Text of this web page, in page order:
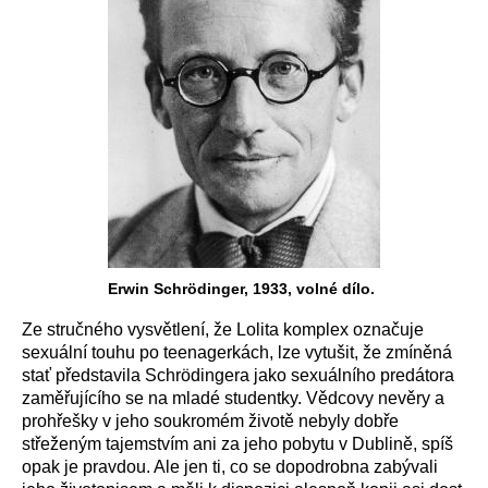
Erwin Schrödinger, 1933, volné dílo.
Ze stručného vysvětlení, že Lolita komplex označuje
sexuální touhu po teenagerkách, lze vytušit, že zmíněná
stať představila Schrödingera jako sexuálního predátora
zaměřujícího se na mladé studentky. Vědcovy nevěry a
prohřešky v jeho soukromém životě nebyly dobře
střeženým tajemstvím ani za jeho pobytu v Dublině, spíš
opak je pravdou. Ale jen ti, co se dopodrobna zabývali